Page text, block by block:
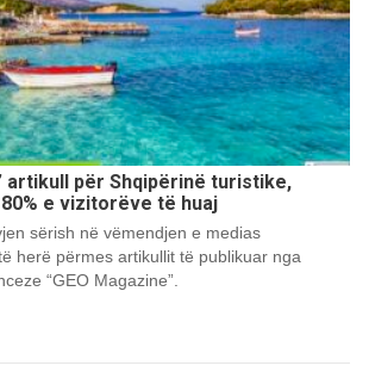
artikull për Shqipërinë turistike,
e vizitorëve të huaj
sërish në vëmendjen e medias
herë përmes artikullit të publikuar nga
“GEO Magazine”.